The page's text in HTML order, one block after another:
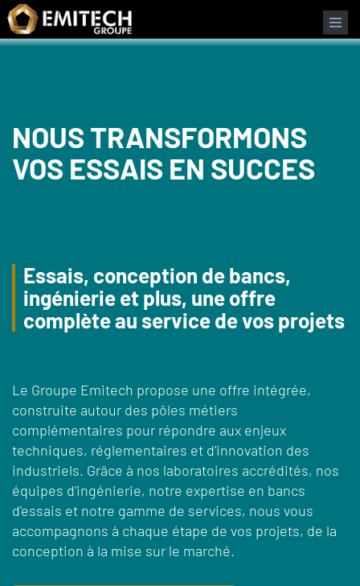
Panneau de gestion des cookies
NOUS TRANSFORMONS
VOS ESSAIS EN SUCCES
Essais, conception de bancs,
ingénierie et plus, une offre
complète au service de vos projets
Le Groupe Emitech propose une offre intégrée,
construite autour des pôles métiers
complémentaires pour répondre aux enjeux
techniques, réglementaires et d'innovation des
industriels. Grâce à nos laboratoires accrédités, nos
équipes d'ingénierie, notre expertise en bancs
d'essais et notre gamme de services, nous vous
accompagnons à chaque étape de vos projets, de la
conception à la mise sur le marché.